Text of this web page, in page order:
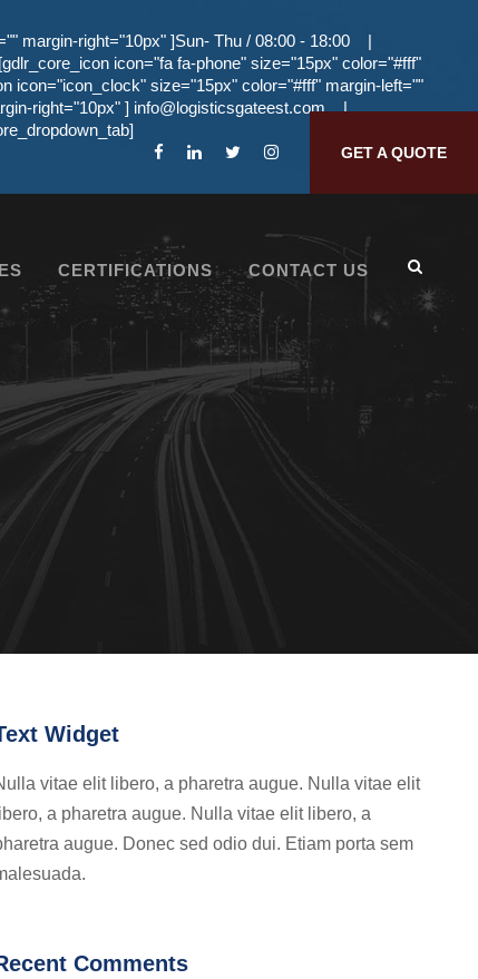
margin-right="10px" ]Sun- Thu / 08:00 - 18:00
|
[gdlr_core_icon icon="fa fa-phone" size="15px" color="#fff"
icon="icon_clock" size="15px" color="#fff" margin-left=""
right="10px" ] info@logisticsgateest.com
|
GET A QUOTE
CERTIFICATIONS CONTACT US
Widget
vitae elit libero, a pharetra augue. Nulla vitae elit
libero, a pharetra augue. Nulla vitae elit libero, a
augue. Donec sed odio dui. Etiam porta sem
Comments